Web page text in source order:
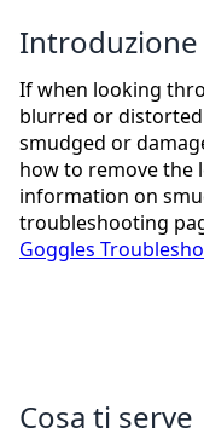
Introduzione
If when looking
blurred or distorted
smudged or
how to remove the
information on
troubleshooting
Goggles
Cosa ti serve